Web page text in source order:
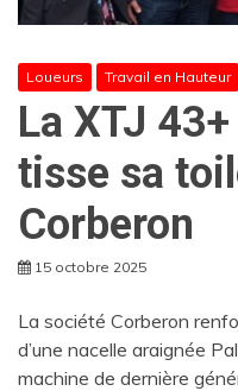
Loueurs Travail en Hauteur
La XTJ
tisse sa
Corberon
15 octobre 2025
La société Corberon
d’une nacelle araignée
machine de dernière